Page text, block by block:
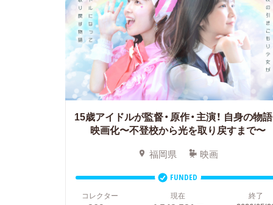
15歳アイドルが監督・原作・主演！ 自身の物
映画化〜不登校から光を取り戻すまで〜
福岡県 映画
FUNDED
コレクター
現在 終了